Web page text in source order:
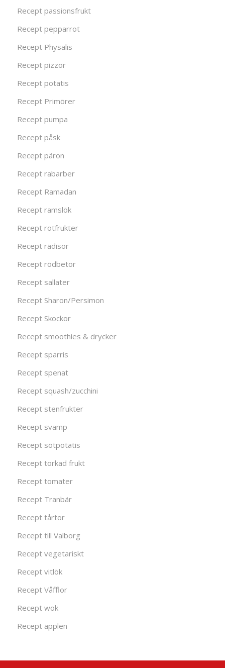
Recept passionsfrukt
Recept pepparrot
Recept Physalis
Recept pizzor
Recept potatis
Recept Primörer
Recept pumpa
Recept påsk
Recept päron
Recept rabarber
Recept Ramadan
Recept ramslök
Recept rotfrukter
Recept rädisor
Recept rödbetor
Recept sallater
Recept Sharon/Persimon
Recept Skockor
Recept smoothies & drycker
Recept sparris
Recept spenat
Recept squash/zucchini
Recept stenfrukter
Recept svamp
Recept sötpotatis
Recept torkad frukt
Recept tomater
Recept Tranbär
Recept tårtor
Recept till Valborg
Recept vegetariskt
Recept vitlök
Recept Våfflor
Recept wok
Recept äpplen